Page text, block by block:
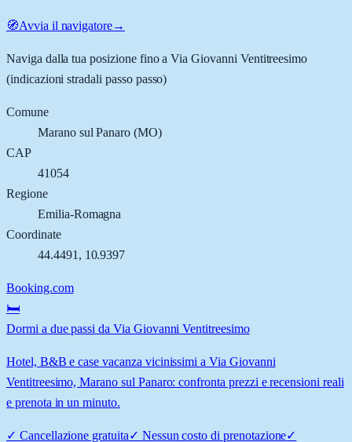
🧭Avvia il navigatore→
Naviga dalla tua posizione fino aVia Giovanni Ventitreesimo
(indicazioni stradali passo passo)
Comune
Marano sul Panaro (MO)
CAP
41054
Regione
Emilia-Romagna
Coordinate
44.4491 , 10.9397
Booking.com
🛏️
Dormi a due passi da Via Giovanni Ventitreesimo
Hotel, B&B e case vacanza vicinissimi a Via Giovanni
Ventitreesimo, Marano sul Panaro: confronta prezzi e recensioni reali
e prenota in un minuto.
✓ Cancellazione gratuita✓ Nessun costo di prenotazione✓